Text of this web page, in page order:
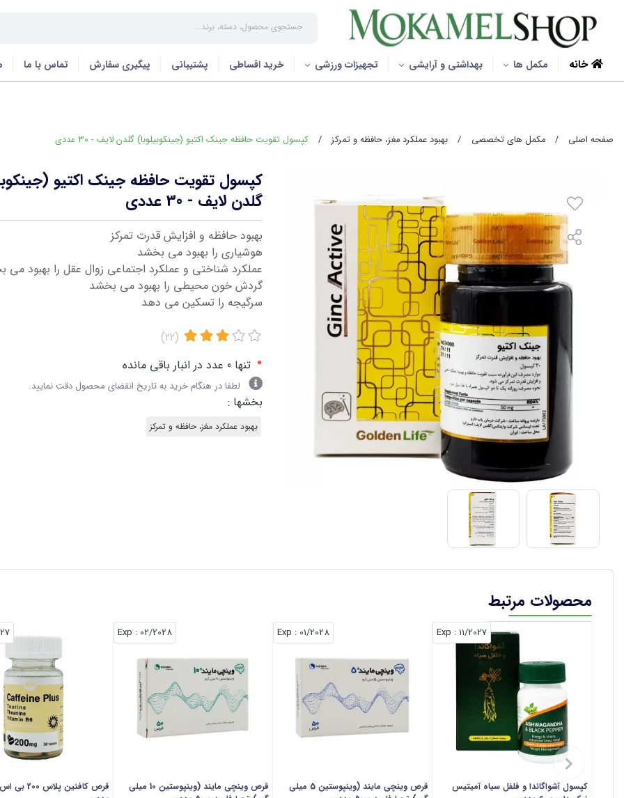
خانه مکمل ها بهداشتی و آرایشی تجهیزات ورزشی خرید اقساطی پشتیبانی پیگیری سفارش تماس با ما
صفحه اصلی / مکمل های تخصصی / بهبود عملکرد مغز، حافظه و تمرکز / کپسول تقویت حافظه جینک اکتیو (جینکوبیلوبا) گلدن لایف - 30 عددی
کپسول تقویت حافظه جینک اکتیو
گلدن لایف - 30 عددی
بهبود حافظه و افزایش قدرت تمرکز
هوشیاری را بهبود می بخشد
عملکرد شناختی و عملکرد اجتماعی زوال عقل را بهبود می
گردش خون محیطی را بهبود می بخشد
سرگیجه را تسکین می دهد
(22)
• تنها 0 عدد در انبار باقی مانده
لطفا در هنگام خرید به تاریخ انقضای محصول دقت نمایید.
بخشها :
بهبود عملکرد مغز، حافظه و تمرکز
محصولات مرتبط
11/2027
: Exp
کپسول آشواگاندا و فلفل سیاه آمیتیس
01/2028
: Exp
قرص وینچی مایند (وینپوستین 5 میلی
02/2028
: Exp
قرص وینچی مایند (وینپوستین 10 میلی